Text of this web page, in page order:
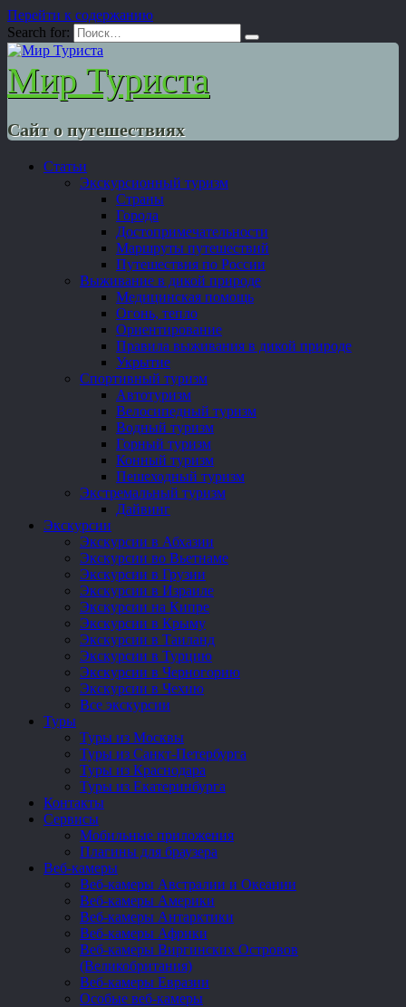
Перейти к содержанию
Search for:
Мир Туриста
Сайт о путешествиях
Статьи
Экскурсионный туризм
Страны
Города
Достопримечательности
Маршруты путешествий
Путешествия по России
Выживание в дикой природе
Медицинская помощь
Огонь, тепло
Ориентирование
Правила выживания в дикой природе
Укрытие
Спортивный туризм
Автотуризм
Велосипедный туризм
Водный туризм
Горный туризм
Конный туризм
Пешеходный туризм
Экстремальный туризм
Дайвинг
Экскурсии
Экскурсии в Абхазии
Экскурсии во Вьетнаме
Экскурсии в Грузии
Экскурсии в Израиле
Экскурсии на Кипре
Экскурсии в Крыму
Экскурсии в Таиланд
Экскурсии в Турцию
Экскурсии в Черногорию
Экскурсии в Чехию
Все экскурсии
Туры
Туры из Москвы
Туры из Санкт-Петербурга
Туры из Краснодара
Туры из Екатеринбурга
Контакты
Сервисы
Мобильные приложения
Плагины для браузера
Веб-камеры
Веб-камеры Австралии и Океании
Веб-камеры Америки
Веб-камеры Антарктики
Веб-камеры Африки
Веб-камеры Виргинских Островов
(Великобритания)
Веб-камеры Евразии
Особые веб-камеры